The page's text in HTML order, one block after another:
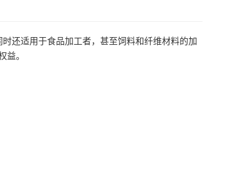
还适用于食品加工者，甚至饲料和纤维材料的加
益。